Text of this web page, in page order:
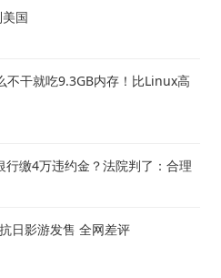
国
干就吃9.3GB内存！比Linux高
缴4万违约金？法院判了：合理
日影游发售 全网差评